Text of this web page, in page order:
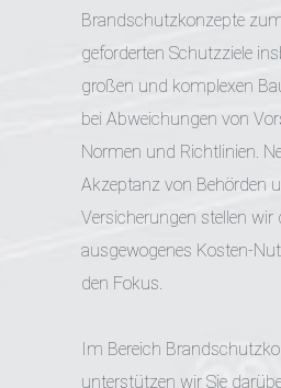
Brandschutzkonzepte
geforderten Schutzziele
großen und komplexen
bei Abweichungen von
Normen und Richtlinien.
Akzeptanz von Behörden
Versicherungen stellen wir
ausgewogenes Kosten-
den Fokus.
Im Bereich
unterstützen wir Sie